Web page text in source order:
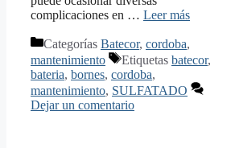
complicaciones en … Leer más
Categorías Batecor, cordoba,
mantenimiento
Etiquetas batecor,
bateria, bornes, cordoba,
mantenimiento, SULFATADO
Dejar un comentario